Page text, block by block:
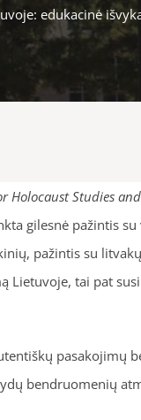
edukacinė
Holocaust Studies
gilesnė pažintis
pažintis su
tai pat
pasakojimų
bendruomenių